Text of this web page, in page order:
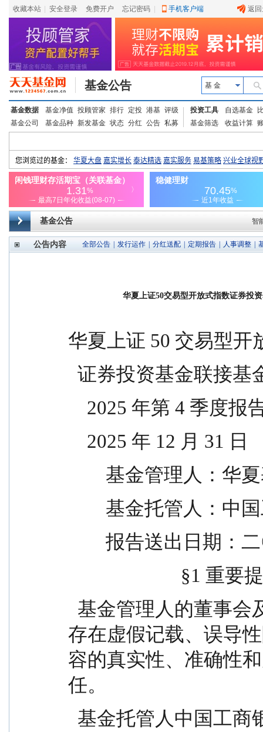
收藏本站 安全登录 免费开户 忘记密码 手机客户端 返
基金公告 基 金
基金数据 基金净值 投顾管家 排行 定投 港基 评级
基金公司
基金品种 新发基金 状态 分红 公告 私募
投资工具 自选基金
基金筛选
收益计算
基金公告 智
公告内容 全部公告 发行运作 分红送配 定期报告 人事调整
华夏上证50交易型开放式指数证券投
华夏上证 50 交易型开
证券投资基金联接基
2025 年第 4 季度报
    2025 年 12 月 31 日
基金管理人
基金托管人
报告送出日
§1
存在虚假记载、误导
容的真实性、准确性
任。